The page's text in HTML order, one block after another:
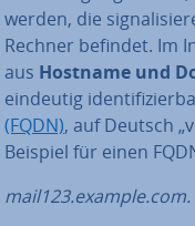
werden, die
Rechner befindet. Im
aus Hostname und
eindeutig
(FQDN), auf Deutsch
Beispiel für einen
mail123.example.com.